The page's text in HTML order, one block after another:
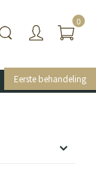
Eerste behandeling
0